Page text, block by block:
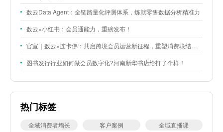
数云Data Agent：全链路量化评测体系，炼就零售数据分析精准力
数云×小红书：会员通能力，重磅发布！
官宣｜数云×连卡佛：共启跨境会员运营新征程，重塑消费联结新体验
图书发行行业如何做会员数字化?河南新华书店给打了个样！
热门标签
全域消费者增长 客户案例
全域直播课